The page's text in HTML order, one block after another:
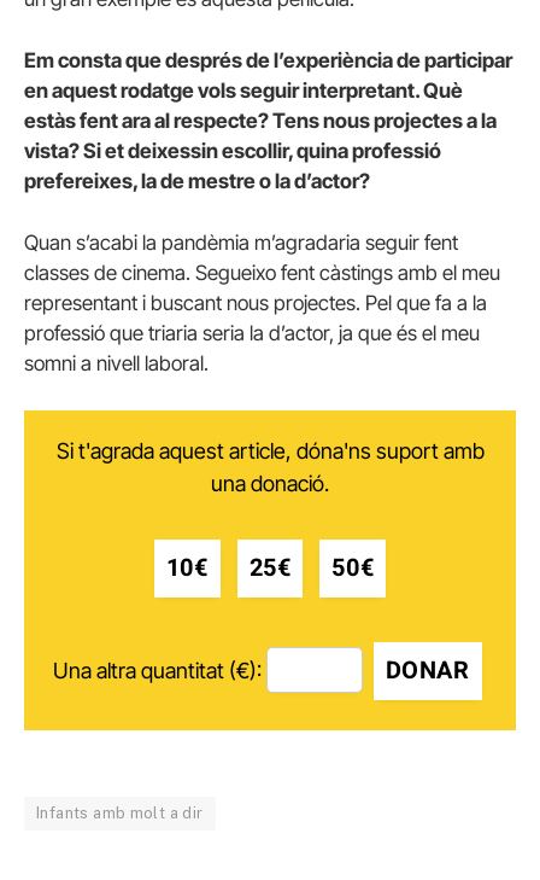
Em consta que després de l’experiència de participar
en aquest rodatge vols seguir interpretant. Què
estàs fent ara al respecte? Tens nous projectes a la
vista? Si et deixessin escollir, quina professió
prefereixes, la de mestre o la d’actor?
Quan s’acabi la pandèmia m’agradaria seguir fent
classes de cinema. Segueixo fent càstings amb el meu
representant i buscant nous projectes. Pel que fa a la
professió que triaria seria la d’actor, ja que és el meu
somni a nivell laboral.
Si t'agrada aquest article, dóna'ns suport amb
una donació.
10€ 25€ 50€
Una altra quantitat (€): DONAR
Infants amb molt a dir